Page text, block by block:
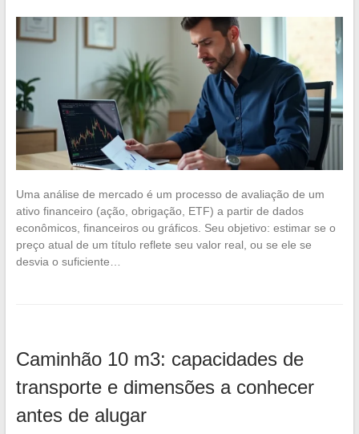
Uma análise de mercado é um processo de avaliação de um
ativo financeiro (ação, obrigação, ETF) a partir de dados
econômicos, financeiros ou gráficos. Seu objetivo: estimar se o
preço atual de um título reflete seu valor real, ou se ele se
desvia o suficiente…
Caminhão 10 m3: capacidades de
transporte e dimensões a conhecer
antes de alugar